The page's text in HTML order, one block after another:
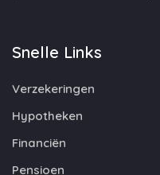
Snelle Links
Verzekeringen
Hypotheken
Financiën
Pensioen